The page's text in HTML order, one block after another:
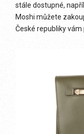
stále dostupné,
Moshi můžete
České republiky